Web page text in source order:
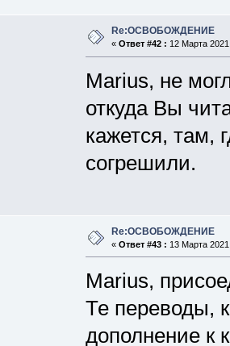
Re:ОСВОБОЖДЕНИЕ
« Ответ #42 : 12 Марта
Marius, не
откуда Вы
кажется, там,
согрешили.
Re:ОСВОБОЖДЕНИЕ
« Ответ #43 : 13 Марта
Marius,
Те переводы,
дополнение к